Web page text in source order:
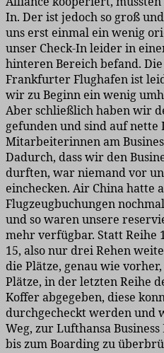
In. Der ist jedoch so groß
uns erst einmal ein wenig
unser Check-In leider in
hinteren Bereich befand.
Frankfurter Flughafen ist
wir zu Beginn ein wenig
Aber schließlich haben wir
gefunden und sind auf nette
Mitarbeiterinnen am
Dadurch, dass wir den
durften, war niemand vor
einchecken. Air China hatte
Flugzeugbuchungen
und so waren unsere
mehr verfügbar. Statt Reihe
15, also nur drei Rehen
die Plätze, genau wie
Plätze, in der letzten Reihe
Koffer abgegeben, diese
durchgecheckt werden und
Weg, zur Lufthansa
bis zum Boarding zu